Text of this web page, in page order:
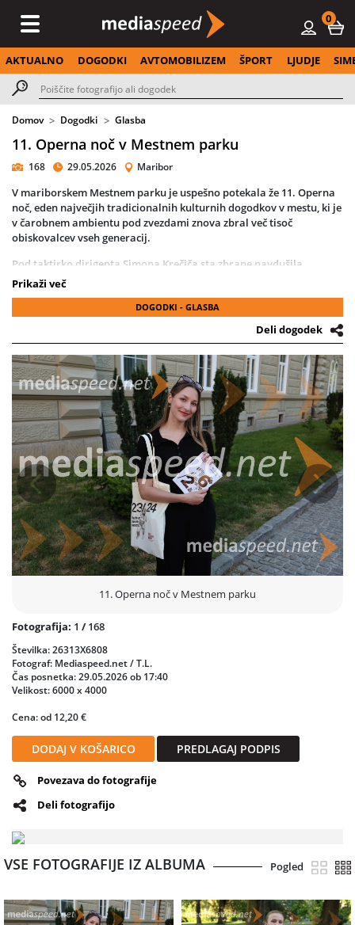
0
AKTUALNO DOGODKI AVTOMOBILIZEM ŠPORT LJUDJE
Domov Dogodki Glasba
11. Operna noč v Mestnem parku
168 29.05.2026 Maribor
V mariborskem Mestnem parku je uspešno potekala že 11. Operna
noč, eden največjih tradicionalnih kulturnih dogodkov v mestu, ki je
v čarobnem ambientu pod zvezdami znova zbral več tisoč
obiskovalcev vseh generacij.
Pod taktirko dirigenta Simona Krečiča sta zbrane navdušila
Simfonični orkester in Zbor Opere SNG Maribor, kot solisti pa so
Čuden, Andreja Zakonjšek Krt, Irena Petkova, Martin Sušnik, Tim
dragocen stik vrhunske umetnosti z ljudmi, sta izpostavila tudi
župan Saša Arsenovič in direktor SNG Maribor Danilo Rošker,
letošnjo izvedbo pa je zaznamovala še posebna skrb za okolje, saj
so k prijaznemu usmerjanju in zaščiti zelenic prispevali t. i. »varuhi
parka« pod okriljem soorganizatorja Mitje Špesa iz društva EZL EK.
Prikaži več
DOGODKI - GLASBA
Deli dogodek
11. Operna noč v Mestnem parku
Prejšnja
Fotografija: 1 /168
Številka: 26313X6808
Fotograf: Mediaspeed.net / T.L.
Čas posnetka: 29.05.2026 ob 17:40
Velikost: 6000 x 4000
Cena: od 12,20 €
DODAJ V KOŠARICO PREDLAGAJ PODPIS
Povezava do fotografije
Deli fotografijo
VSE FOTOGRAFIJE IZ ALBUMA Pogled